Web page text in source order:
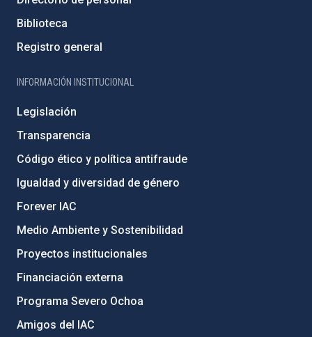
Biblioteca
Registro general
INFORMACIÓN INSTITUCIONAL
Legislación
Transparencia
Código ético y política antifraude
Igualdad y diversidad de género
Forever IAC
Medio Ambiente y Sostenibilidad
Proyectos institucionales
Financiación externa
Programa Severo Ochoa
Amigos del IAC